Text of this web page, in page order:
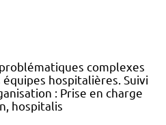
complexes
hospitalières. Suivi
: Prise en charge
hospitalis